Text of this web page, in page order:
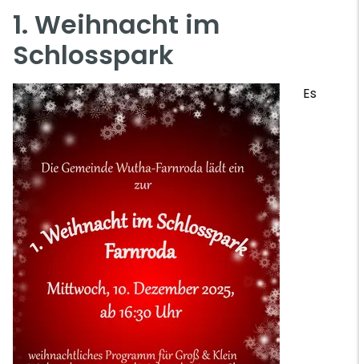
1. Weihnacht im
Schlosspark
Es